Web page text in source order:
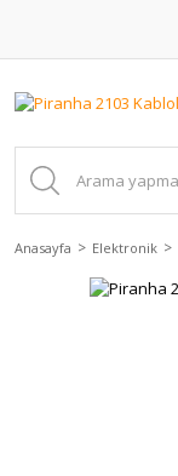
Anasayfa Elektronik